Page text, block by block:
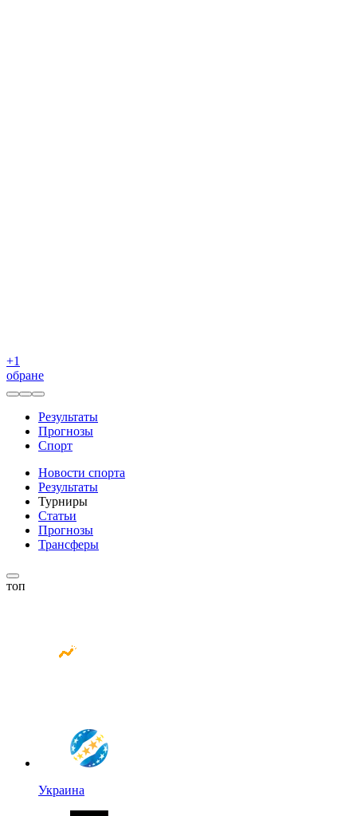
+1
обране
Результаты
Прогнозы
Спорт
Новости спорта
Результаты
Турниры
Статьи
Прогнозы
Трансферы
топ
Украина